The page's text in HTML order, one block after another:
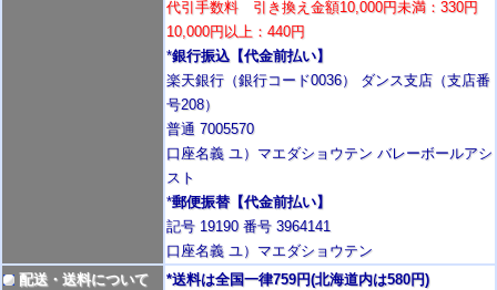
代引手数料 引き換え金額10,000円未満：330円
10,000円以上：440円
*銀行振込【代金前払い】
楽天銀行（銀行コード0036） ダンス支店（支店番
号208）
普通 7005570
口座名義 ユ）マエダショウテン バレーボールアシ
スト
*郵便振替【代金前払い】
記号 19190 番号 3964141
口座名義 ユ）マエダショウテン
配送・送料について
*送料は全国一律759円(北海道内は580円)